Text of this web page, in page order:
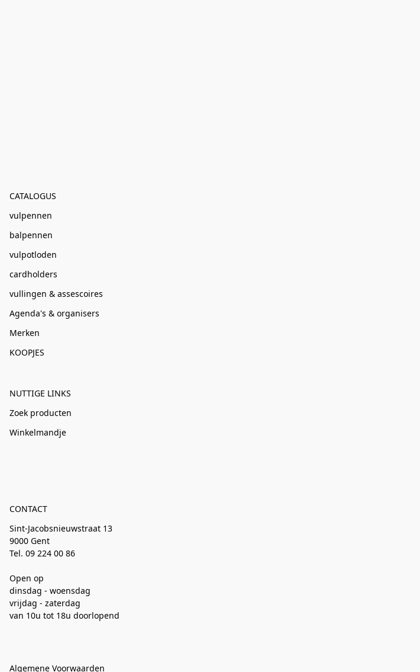
CATALOGUS
vulpennen
balpennen
vulpotloden
cardholders
vullingen & assescoires
Agenda's & organisers
Merken
KOOPJES
NUTTIGE LINKS
Zoek producten
Winkelmandje
CONTACT
Sint-Jacobsnieuwstraat 13
9000 Gent
Tel. 09 224 00 86
Open op
dinsdag - woensdag
vrijdag - zaterdag
van 10u tot 18u doorlopend
Algemene Voorwaarden